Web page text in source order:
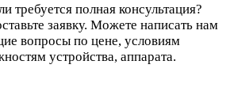
требуется полная консультация?
заявку. Можете написать нам
вопросы по цене, условиям
устройства, аппарата.